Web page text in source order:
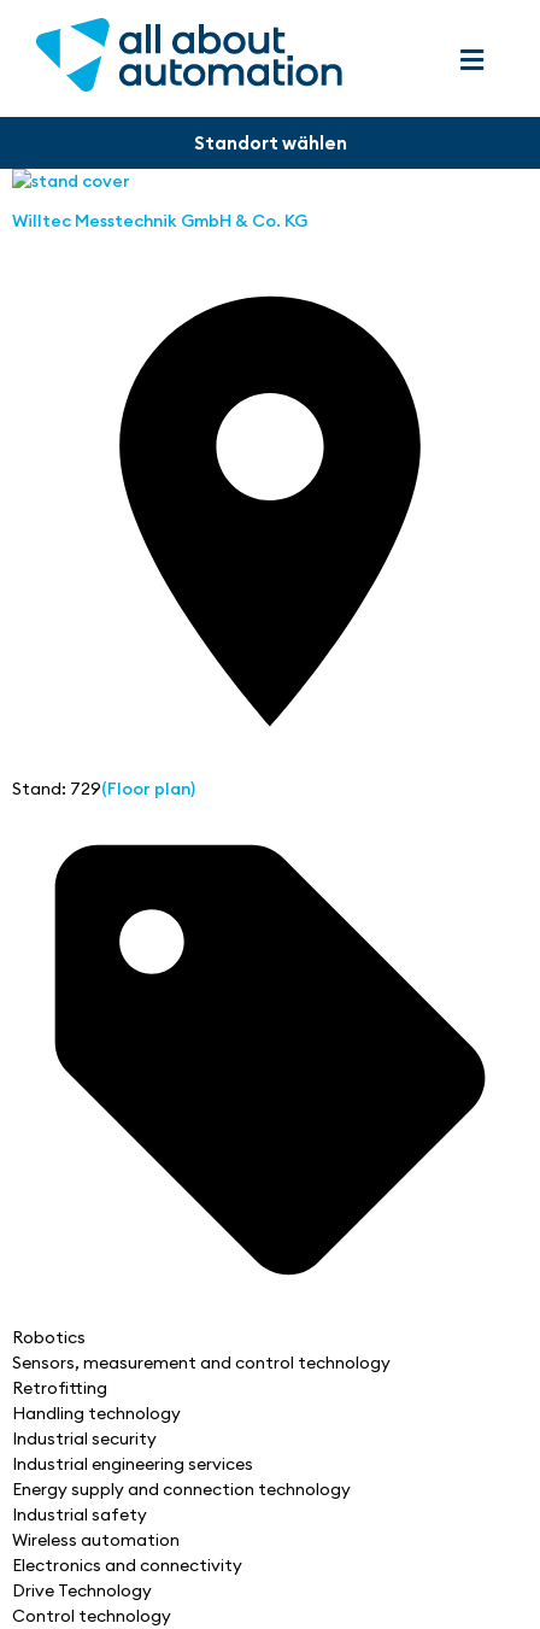
Willtec Messtechnik GmbH & Co. KG
Stand: 729(Floor plan)
Robotics
Sensors, measurement and control technology
Retrofitting
Handling technology
Industrial security
Industrial engineering services
Energy supply and connection technology
Industrial safety
Wireless automation
Electronics and connectivity
Drive Technology
Control technology